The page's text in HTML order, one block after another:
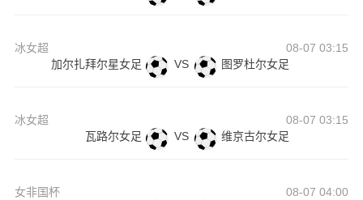
冰女超
08-07 03:15
加尔扎拜尔星女足
VS 图罗杜尔女足
冰女超
08-07 03:15
瓦路尔女足
VS 维京古尔女足
女非国杯
08-07 04:00